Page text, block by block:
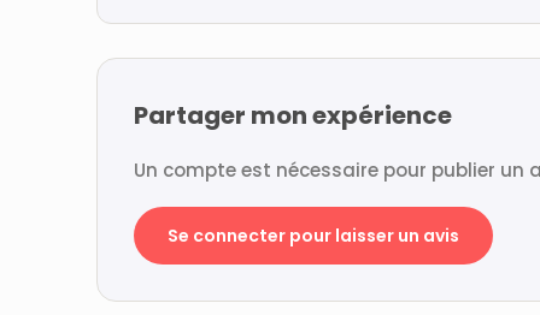
Partager mon expérience
Un compte est nécessaire pour publier un
Se connecter pour laisser un avis